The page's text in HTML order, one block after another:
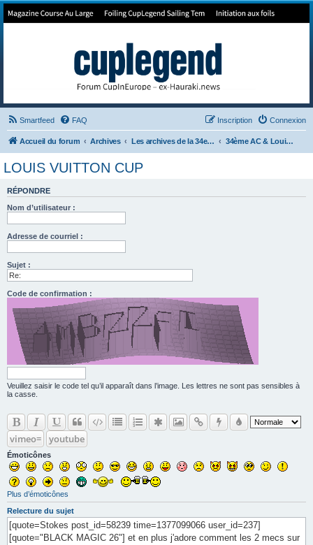
Forum de Cup In Europe
Smartfeed FAQ Connexion
Inscription
Accueil du forum Archives Les archives de la 34e America's Cup 34ème AC & Louis Vuitton
LOUIS VUITTON CUP
RÉPONDRE
Nom d’utilisateur :
Adresse de courriel :
Sujet :
Code de confirmation :
Veuillez saisir le code tel qu’il apparaît dans l’image. Les lettres ne sont pas sensibles à
la casse.
vimeo= youtube
Émoticônes
Plus d’émoticônes
Relecture du sujet